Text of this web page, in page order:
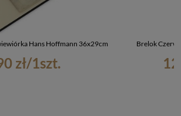
Hans Hoffmann 36x29cm
zł/1szt.
Brelok